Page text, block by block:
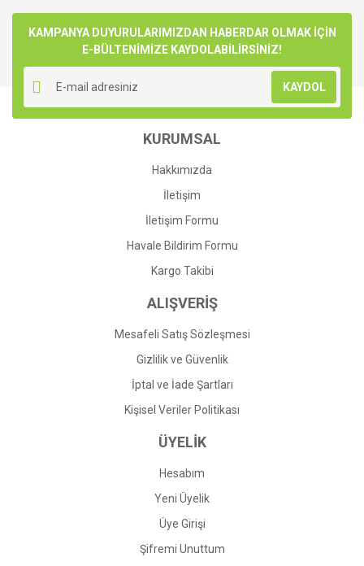
KAMPANYA DUYURULARIMIZDAN HABERDAR OLMAK İÇİN
E-BÜLTENİMİZE KAYDOLABİLİRSİNİZ!
KAYDOL
KURUMSAL
Hakkımızda
İletişim
İletişim Formu
Havale Bildirim Formu
Kargo Takibi
ALIŞVERİŞ
Mesafeli Satış Sözleşmesi
Gizlilik ve Güvenlik
İptal ve İade Şartları
Kişisel Veriler Politikası
ÜYELİK
Hesabım
Yeni Üyelik
Üye Girişi
Şifremi Unuttum